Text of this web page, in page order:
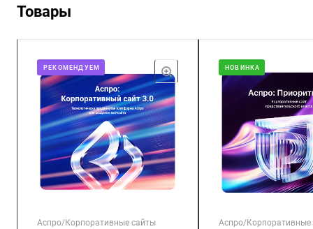
Товары
РЕКОМЕНДУЕМ
Аспро/Корпоративные сайты
НОВИНКА
Аспро/Корпоративные